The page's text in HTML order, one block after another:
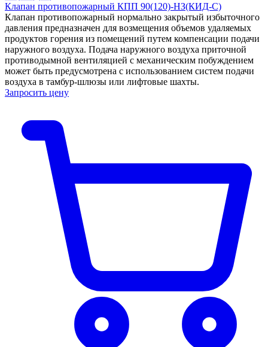
Клапан противопожарный КПП 90(120)-НЗ(КИД-С)
Клапан противопожарный нормально закрытый избыточного
давления предназначен для возмещения объемов удаляемых
продуктов горения из помещений путем компенсации подачи
наружного воздуха. Подача наружного воздуха приточной
противодымной вентиляцией с механическим побуждением
может быть предусмотрена с использованием систем подачи
воздуха в тамбур-шлюзы или лифтовые шахты.
Запросить цену